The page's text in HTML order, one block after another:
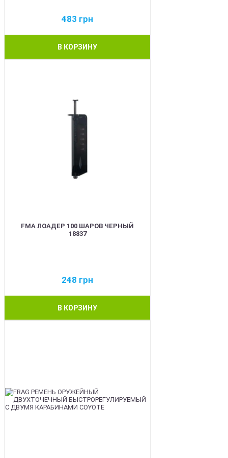
483 грн
В КОРЗИНУ
FMA ЛОАДЕР 100 ШАРОВ ЧЕРНЫЙ
18837
248 грн
В КОРЗИНУ